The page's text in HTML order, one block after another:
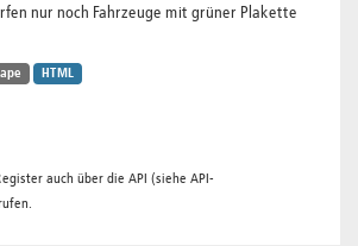
nur noch Fahrzeuge mit grüner Plakette
HTML
auch über die API (siehe API-